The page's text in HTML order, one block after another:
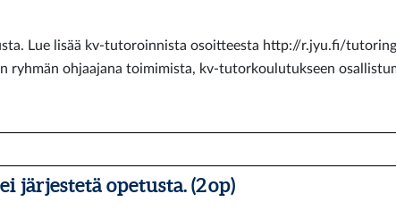
Lue lisää kv-tutoroinnista osoitteesta http://r.jyu.fi/
ryhmän ohjaajana toimimista, kv-tutorkoulutukseen
järjestetä opetusta. (2 op)